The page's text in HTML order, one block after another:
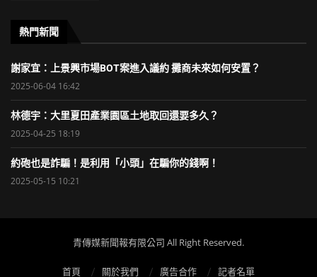
熱門新聞
謝家宜：上景興市場BOT案進入議約 攤商未來如何安置？
2025-06-04 16:42
林德宇：大里夏田產業園區土地取回還要多久？
2025-04-25 18:19
約砲也是詐騙！是利用「小頭」在騙你的錢啊！
2025-05-15 10:21
青傳媒新聞報有限公司 All Right Reserved.
首頁 關於我們 廣告合作 記者名單